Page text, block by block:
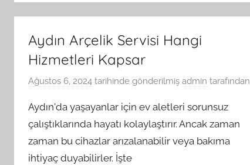
Aydın Arçelik Servisi Hangi
Hizmetleri Kapsar
Ağustos 6, 2024 tarihinde gönderilmiş admin tarafından
Aydın'da yaşayanlar için ev aletleri sorunsuz
çalıştıklarında hayatı kolaylaştırır. Ancak zaman
zaman bu cihazlar arızalanabilir veya bakıma
ihtiyaç duyabilirler. İşte